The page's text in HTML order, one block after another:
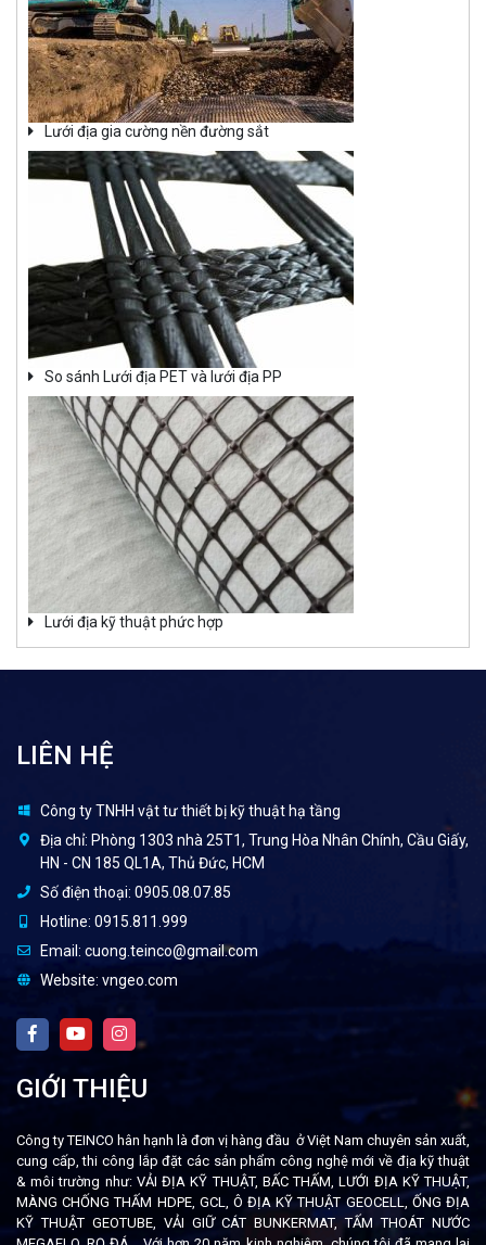
Lưới địa gia cường nền đường sắt
So sánh Lưới địa PET và lưới địa PP
Lưới địa kỹ thuật phức hợp
LIÊN HỆ
Công ty TNHH vật tư thiết bị kỹ thuật hạ tầng
Địa chỉ: Phòng 1303 nhà 25T1, Trung Hòa Nhân Chính, Cầu Giấy,
HN - CN 185 QL1A, Thủ Đức, HCM
Số điện thoại: 0905.08.07.85
Hotline: 0915.811.999
Email: cuong.teinco@gmail.com
Website: vngeo.com
GIỚI THIỆU
Công ty TEINCO hân hạnh là đơn vị hàng đầu ở Việt Nam chuyên sản xuất,
cung cấp, thi công lắp đặt các sản phẩm công nghệ mới về địa kỹ thuật
& môi trường như: VẢI ĐỊA KỸ THUẬT, BẤC THẤM, LƯỚI ĐỊA KỸ THUẬT,
MÀNG CHỐNG THẤM HDPE, GCL, Ô ĐỊA KỸ THUẬT GEOCELL, ỐNG ĐỊA
KỸ THUẬT GEOTUBE, VẢI GIỮ CÁT BUNKERMAT, TẤM THOÁT NƯỚC